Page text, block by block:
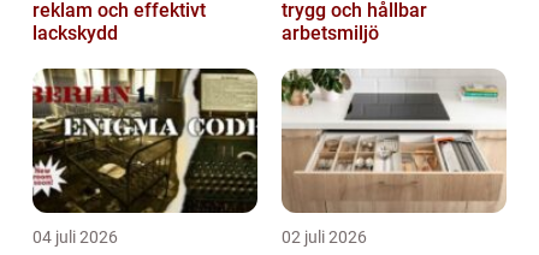
reklam och effektivt
lackskydd
trygg och hållbar
arbetsmiljö
04 juli 2026 02 juli 2026